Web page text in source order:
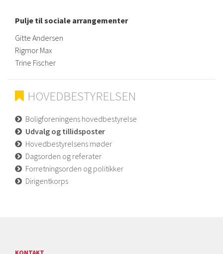
Pulje til sociale arrangementer
Gitte Andersen
Rigmor Max
Trine Fischer
HOVEDBESTYRELSEN
Boligforeningens hovedbestyrelse
Udvalg og tillidsposter
Hovedbestyrelsens møder
Dagsorden og referater
Forretningsorden og politikker
Dirigentkorps